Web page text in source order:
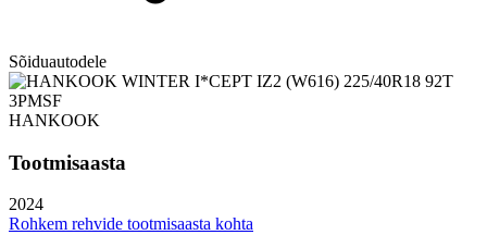
Sõiduautodele
HANKOOK
Tootmisaasta
2024
Rohkem rehvide tootmisaasta kohta